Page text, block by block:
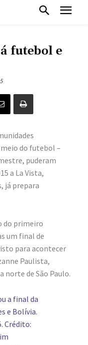
futebol e
do futebol –
puderam
a La Vista,
já prepara
do primeiro
um final de
para acontecer
Paulista,
de São Paulo.